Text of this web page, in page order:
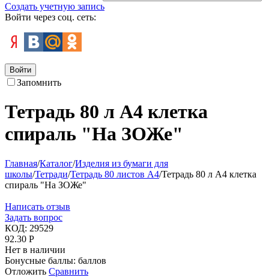
Создать учетную запись
Войти через соц. сеть:
Войти
Запомнить
Тетрадь 80 л А4 клетка
спираль "На ЗОЖе"
Главная/Каталог/Изделия из бумаги для
школы/Тетради/Тетрадь 80 листов А4/Тетрадь 80 л А4 клетка
спираль "На ЗОЖе"
Написать отзыв
Задать вопрос
КОД: 29529
92.30 Р
Нет в наличии
Бонусные баллы: баллов
Отложить Сравнить